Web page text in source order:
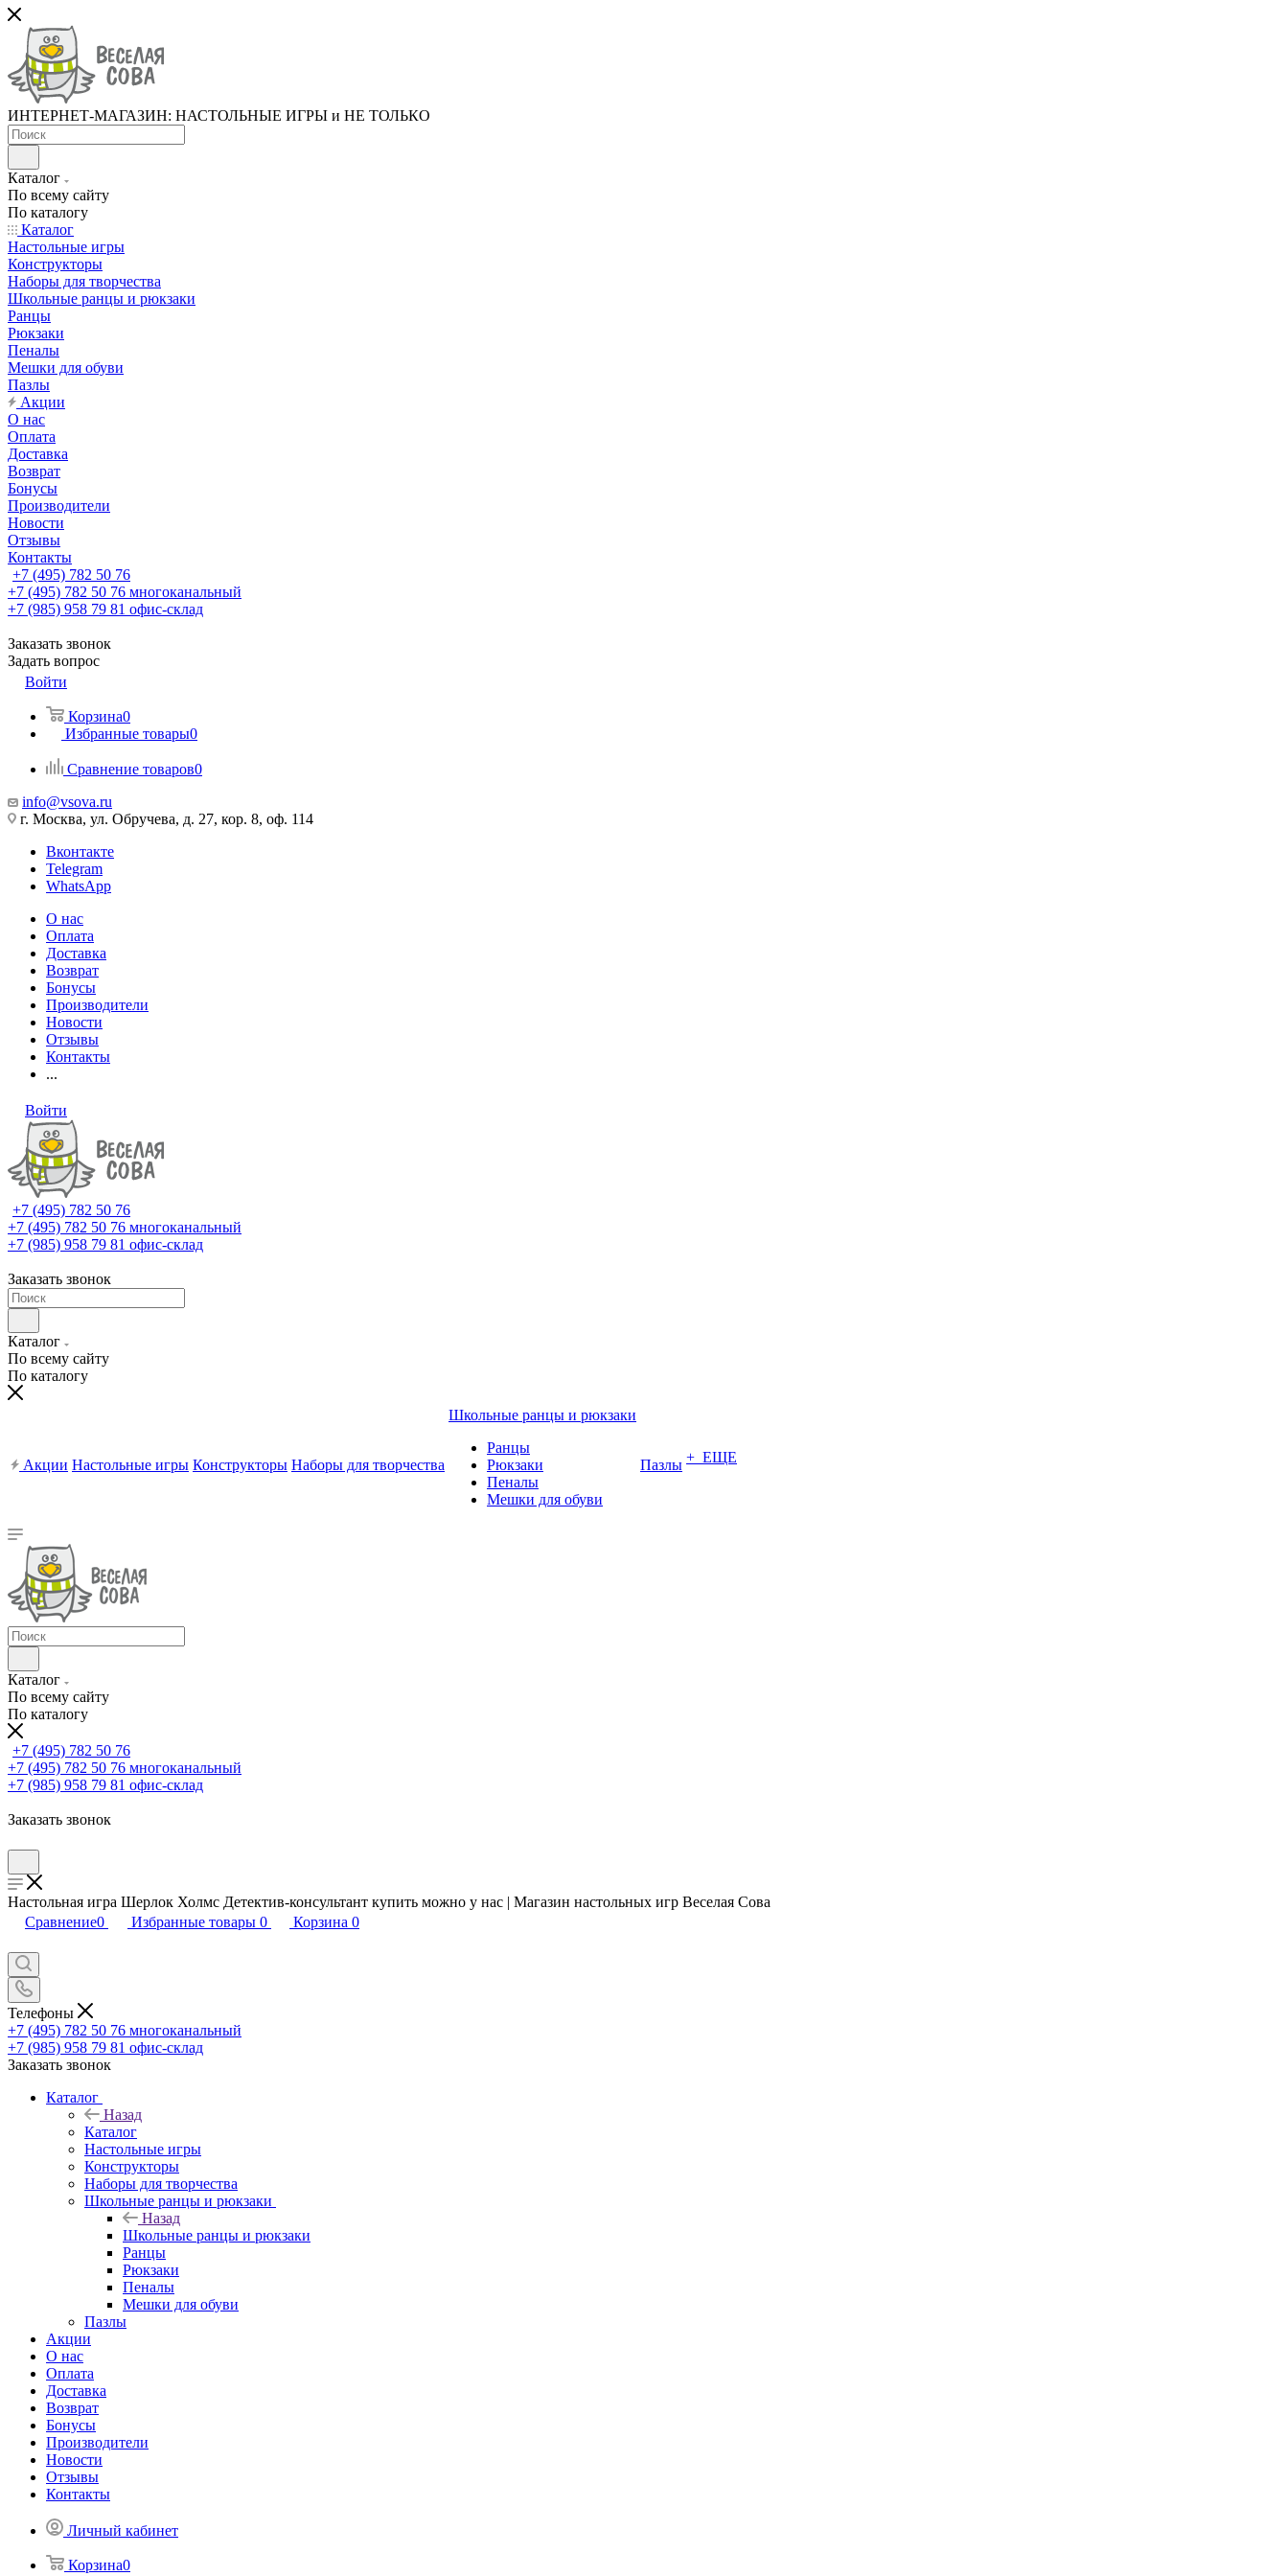
ИНТЕРНЕТ-МАГАЗИН: НАСТОЛЬНЫЕ ИГРЫ и НЕ ТОЛЬКО
Каталог
По всему сайту
По каталогу
Каталог
Настольные игры
Конструкторы
Наборы для творчества
Школьные ранцы и рюкзаки
Ранцы
Рюкзаки
Пеналы
Мешки для обуви
Пазлы
Акции
О нас
Оплата
Доставка
Возврат
Бонусы
Производители
Новости
Отзывы
Контакты
+7 (495) 782 50 76
+7 (495) 782 50 76 многоканальный
+7 (985) 958 79 81 офис-склад
Заказать звонок
Задать вопрос
Войти
Корзина0
Избранные товары0
Сравнение товаров0
info@vsova.ru
г. Москва, ул. Обручева, д. 27, кор. 8, оф. 114
Вконтакте
Telegram
WhatsApp
О нас
Оплата
Доставка
Возврат
Бонусы
Производители
Новости
Отзывы
Контакты
...
Войти
+7 (495) 782 50 76
+7 (495) 782 50 76 многоканальный
+7 (985) 958 79 81 офис-склад
Заказать звонок
Каталог
По всему сайту
По каталогу
Акции Настольные игры Конструкторы Наборы для творчества
Школьные ранцы и рюкзаки
Ранцы
Рюкзаки
Пеналы
Мешки для обуви
Пазлы + ЕЩЕ
Каталог
По всему сайту
По каталогу
+7 (495) 782 50 76
+7 (495) 782 50 76 многоканальный
+7 (985) 958 79 81 офис-склад
Заказать звонок
Настольная игра Шерлок Холмс Детектив-консультант купить можно у нас | Магазин настольных игр Веселая Сова
Сравнение0 Избранные товары 0 Корзина 0
Телефоны
+7 (495) 782 50 76 многоканальный
+7 (985) 958 79 81 офис-склад
Заказать звонок
Каталог
Назад
Каталог
Настольные игры
Конструкторы
Наборы для творчества
Школьные ранцы и рюкзаки
Назад
Школьные ранцы и рюкзаки
Ранцы
Рюкзаки
Пеналы
Мешки для обуви
Пазлы
Акции
О нас
Оплата
Доставка
Возврат
Бонусы
Производители
Новости
Отзывы
Контакты
Личный кабинет
Корзина0